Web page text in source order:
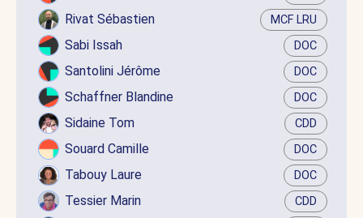
Rivat Sébastien MCF LRU
Sabi Issah DOC
Santolini Jérôme DOC
Schaffner Blandine DOC
Sidaine Tom CDD
Souard Camille DOC
Tabouy Laure DOC
Tessier Marin CDD